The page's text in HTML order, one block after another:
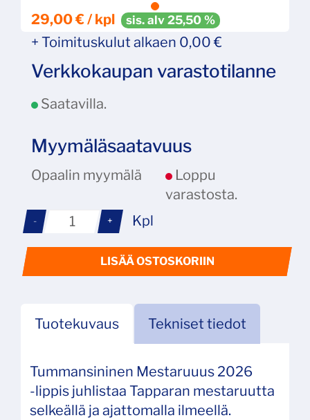
29,00 € / kpl sis. alv 25,50 %
+ Toimituskulut alkaen 0,00 €
Verkkokaupan varastotilanne
Saatavilla.
Myymäläsaatavuus
Opaalin myymälä
Loppu
varastosta.
- + Kpl
LISÄÄ OSTOSKORIIN
Tuotekuvaus Tekniset tiedot
Tummansininen Mestaruuus 2026
‑lippis juhlistaa Tapparan mestaruutta
selkeällä ja ajattomalla ilmeellä.